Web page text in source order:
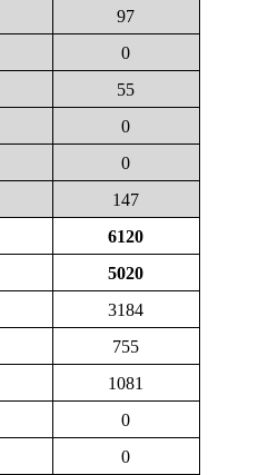
97
0
55
0
0
147
6120
5020
3184
755
1081
0
0